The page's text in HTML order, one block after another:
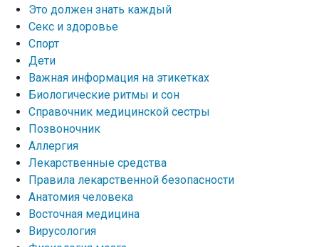
Это должен знать каждый
Секс и здоровье
Спорт
Дети
Важная информация на этикетках
Биологические ритмы и сон
Справочник медицинской сестры
Позвоночник
Аллергия
Лекарственные средства
Правила лекарственной безопасности
Aнатомия человека
Восточная медицина
Вирусология